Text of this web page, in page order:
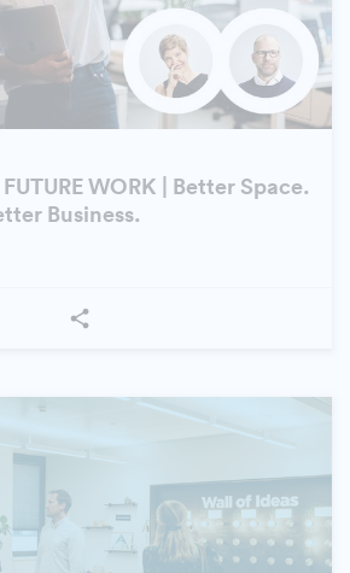
WORK | Better Space.
Business.